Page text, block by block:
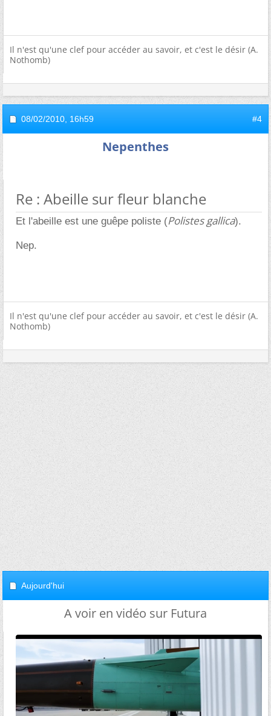
Il n'est qu'une clef pour accéder au savoir, et c'est le désir (A.
Nothomb)
08/02/2010, 16h59 #4
Nepenthes
Re : Abeille sur fleur blanche
Et l'abeille est une guêpe poliste (Polistes gallica).
Nep.
Il n'est qu'une clef pour accéder au savoir, et c'est le désir (A.
Nothomb)
Aujourd'hui
A voir en vidéo sur Futura